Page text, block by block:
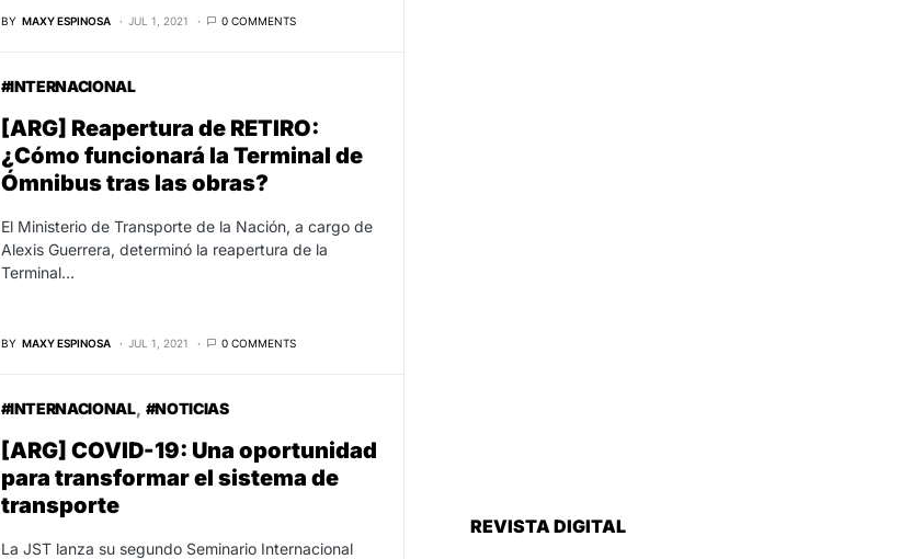
BY MAXY ESPINOSA JUL 1, 2021 0 COMMENTS
#INTERNACIONAL
[ARG] Reapertura de RETIRO:
¿Cómo funcionará la Terminal de
Ómnibus tras las obras?
El Ministerio de Transporte de la Nación, a cargo de
Alexis Guerrera, determinó la reapertura de la
Terminal…
BY MAXY ESPINOSA JUL 1, 2021 0 COMMENTS
#INTERNACIONAL #NOTICIAS
[ARG] COVID-19: Una oportunidad
para transformar el sistema de
transporte
La JST lanza su segundo Seminario Internacional
REVISTA DIGITAL